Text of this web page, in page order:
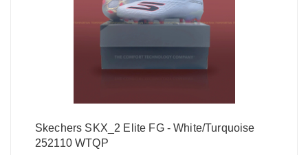
Skechers SKX_2 Elite FG - White/Turquoise
252110 WTQP